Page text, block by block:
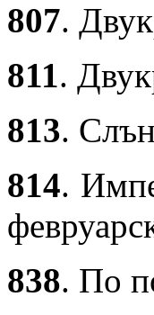
807.
811.
813.
814.
838. По